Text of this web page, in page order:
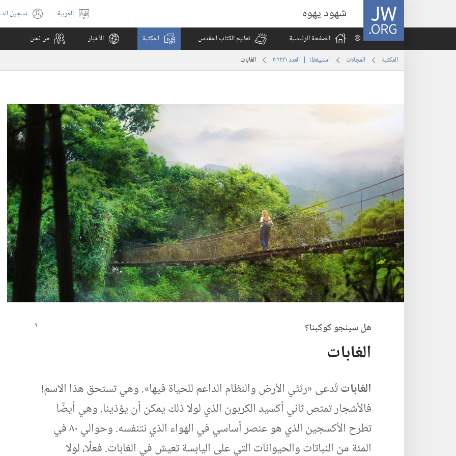
JW.ORG شهود يهوه
اختر
اللغة
العربية تسجيل(يفتح
نافذة
الصفحة الرئيسية
تعاليم الكتاب المقدس المكتبة الأخبار من نحن
المكتبة المجلات استيقظ‏!‏ | العدد ‏‎١‎/‏‎٢٠٢٣‎ الغابات
هل سينجو كوكبنا؟‏
الغابات
الغاباتتُدعى «رئتَي الأرض والنظام الداعم للحياة فيها».‏ وهي تستحق هذا الاسم!‏
فالأشجار تمتص ثاني أكسيد الكربون الذي لولا ذلك يمكن أن يؤذينا.‏ وهي أيضًا
تطرح الأكسجين الذي هو عنصر أساسي في الهواء الذي نتنفسه.‏ وحوالي ٨٠ في
المئة من النباتات والحيوانات التي على اليابسة تعيش في الغابات.‏ فعلًا،‏ لولا